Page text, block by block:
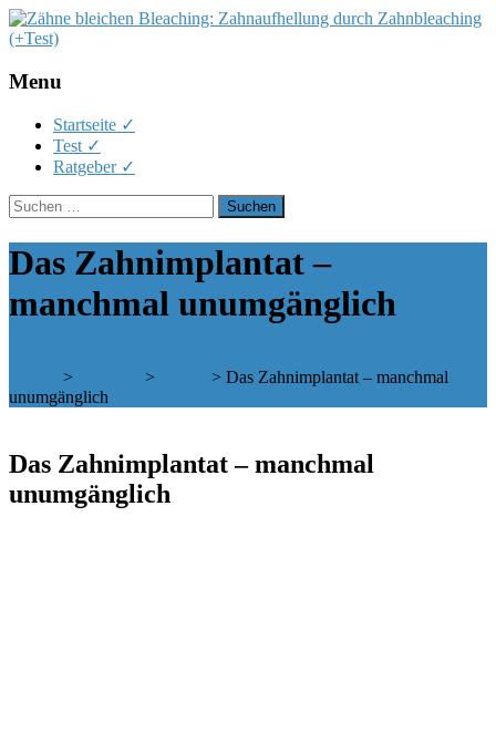
Menu
Skip
content
Startseite ✓
Test ✓
Ratgeber ✓
Suchen
nach:
Das Zahnimplantat –
manchmal unumgänglich
> > > Das Zahnimplantat – manchmal
unumgänglich
Das Zahnimplantat – manchmal
unumgänglich